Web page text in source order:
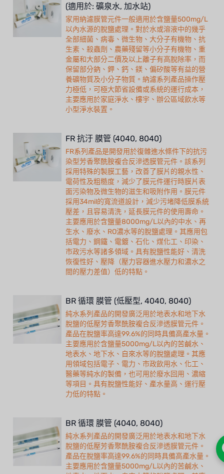
(適用於: 礦泉水, 加水站)
家用納濾膜管元件一般適用於含鹽量500mg/L
以內水源的脫鹽處理。對於水或溶液中的幾乎
全部細菌、病毒、微生物、大分子有機物、抗
生素、殺蟲劑、農藥殘留等小分子有機物、重
金屬和大部分二價及以上離子有高脫除率，而
保留部分鈉、鉀、鈣、鎂、偏矽酸等有益的營
養礦物質及小分子物質。納濾系列產品操作壓
力極低，可極大節省設備或系統的運行成本，
主要應用於家庭淨水、樓宇、辦公區域飲水等
小型淨水裝置。
FR 抗汙 膜管 (4040, 8040)
FR系列產品是開發用於復雜進水條件下的抗污
染型芳香聚酰胺複合反滲透膜管元件。該系列
採用特殊的製膜工藝，改善了膜片的親水性、
電荷性及粗糙度，減少了膜元件運行時膜片表
面污染物及微生物的滋生和吸附作用。膜元件
採用34mil的寬流道設計，減少污堵降低膜系統
壓差，且容易清洗，延長膜元件的使用壽命。
主要應用於含鹽量8000mg/L以內的中水、再
生水、廢水、RO濃水等的脫鹽處理。其應用包
括電力、鋼鐵、電鍍、石化、煤化工、印染、
市政污水等諸多領域。具有脫鹽性能好、清洗
恢復性好、壓降（壓力容器進水壓力和濃水之
間的壓力差值）低的特點。
BR 循環 膜管 (低壓型, 4040, 8040)
純水系列產品的開發廣泛用於地表水和地下水
脫鹽的低壓芳香聚酰胺複合反滲透膜管元件。
產品在脫鹽率高達99.6%的同時具備高產水量。
主要應用於含鹽量5000mg/L以內的苦鹹水、
地表水、地下水、自來水等的脫鹽處理。其應
用領域包括電子、電力、市政飲用水、化工、
醫藥等純水的製備，也可用於廢水回用、濃縮
等項目。具有脫鹽性能好、產水量高、運行壓
力低的特點。
BR 循環 膜管 (4040, 8040)
純水系列產品的開發廣泛用於地表水和地下水
脫鹽的低壓芳香聚酰胺複合反滲透膜管元件。
產品在脫鹽率高達99.6%的同時具備高產水量。
主要應用於含鹽量5000mg/L以內的苦鹹水、